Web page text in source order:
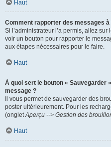
Haut
Comment rapporter des messages
Si l’administrateur l’a permis, allez
voir un bouton pour rapporter le
aux étapes nécessaires pour le faire.
Haut
À quoi sert le bouton « Sauvegarder
message ?
Il vous permet de sauvegarder des
poster ultérieurement. Pour les
(ongletAperçu --> Gestion des
Haut